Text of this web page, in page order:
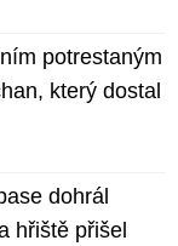
potrestaným
který dostal
dohrál
hřiště přišel